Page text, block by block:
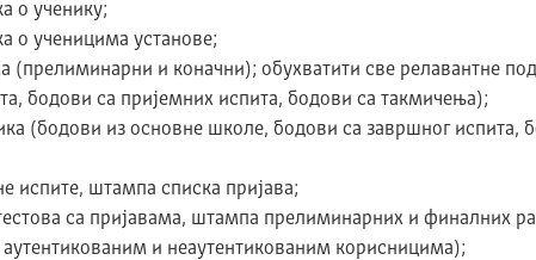
о ученику;
о ученицима установе;
(прелиминарни и коначни); обухватити све релавантне
бодови са пријемних испита, бодови са такмичења);
(бодови из основне школе, бодови са завршног испита,
испите, штампа списка пријава;
са пријавама, штампа прелиминарних и финалних
и неаутентикованим корисницима);